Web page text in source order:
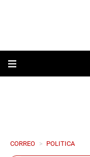
CORREO > POLITICA